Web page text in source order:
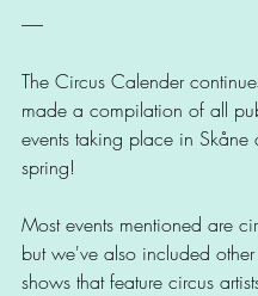
------
The Circus Calender
made a compilation of all
events taking place in Skåne
spring!
Most events mentioned are
but we've also included
shows that feature circus